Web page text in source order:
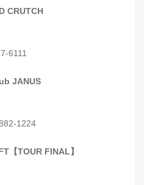
CRUTCH
6111
JANUS
1224
【TOUR FINAL】